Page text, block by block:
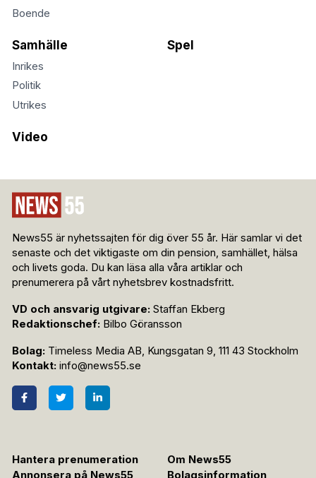
Boende
Samhälle
Inrikes
Politik
Utrikes
Spel
Video
News55 är nyhetssajten för dig över 55 år. Här samlar vi det
senaste och det viktigaste om din pension, samhället, hälsa
och livets goda. Du kan läsa alla våra artiklar och
prenumerera på vårt nyhetsbrev kostnadsfritt.
VD och ansvarig utgivare: Staffan Ekberg
Redaktionschef: Bilbo Göransson
Bolag: Timeless Media AB, Kungsgatan 9, 111 43 Stockholm
Kontakt: info@news55.se
Hantera prenumeration
Om News55